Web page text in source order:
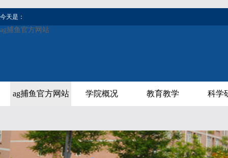
今天是：
ag捕鱼官方网站
ag捕鱼官方网站 学院概况 教育教学 科学